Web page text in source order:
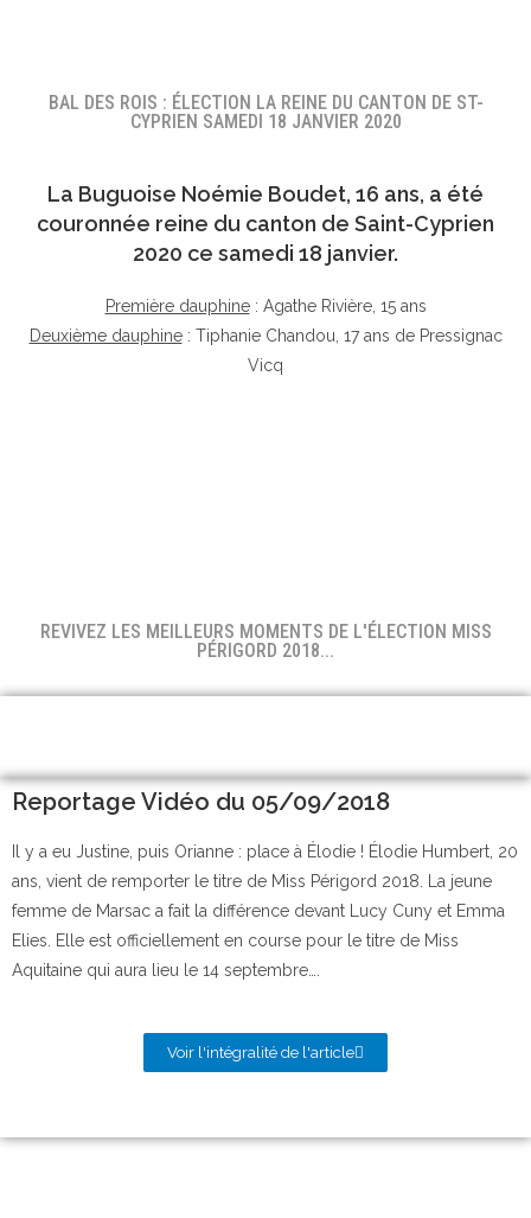
BAL DES ROIS : ÉLECTION LA REINE DU CANTON DE ST-
CYPRIEN SAMEDI 18 JANVIER 2020
La Buguoise Noémie Boudet, 16 ans, a été
couronnée reine du canton de Saint-Cyprien
2020 ce samedi 18 janvier.
Première dauphine: Agathe Rivière, 15 ans
Deuxième dauphine: Tiphanie Chandou, 17 ans de Pressignac
Vicq
REVIVEZ LES MEILLEURS MOMENTS DE L'ÉLECTION MISS
PÉRIGORD 2018...
Reportage Vidéo du 05/09/2018
Il y a eu Justine, puis Orianne : place à Élodie ! Élodie Humbert, 20
ans, vient de remporter le titre de Miss Périgord 2018. La jeune
femme de Marsac a fait la différence devant Lucy Cuny et Emma
Elies. Elle est officiellement en course pour le titre de Miss
Aquitaine qui aura lieu le 14 septembre….
Voir l'intégralité de l'article